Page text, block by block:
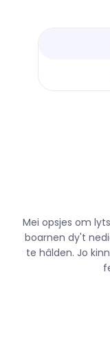
Mei opsjes om
boarnen dy't
te hâlden. Jo